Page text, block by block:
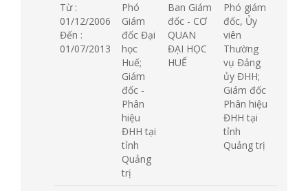
Từ :
01/12/2006
Đến :
01/07/2013
Phó
Giám
đốc Đại
học
Huế;
Giám
đốc -
Phân
hiệu
ĐHH tại
tỉnh
Quảng
trị
Ban Giám
đốc - CƠ
QUAN
ĐẠI HỌC
HUẾ
Phó giám
đốc, Ủy
viên
Thường
vụ Đảng
ủy ĐHH;
Giám đốc
Phân hiệu
ĐHH tại
tỉnh
Quảng trị